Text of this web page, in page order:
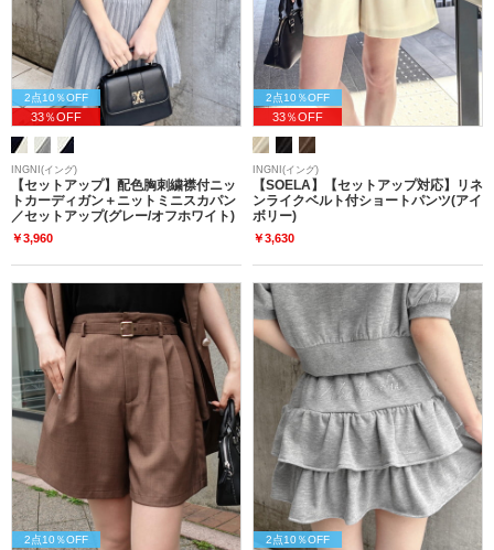
2点10％OFF
33％OFF
INGNI(イング)
【セットアップ】配色胸刺繍襟付ニッ
トカーディガン＋ニットミニスカパン
／セットアップ(グレー/オフホワイト)
￥3,960
2点10％OFF
33％OFF
INGNI(イング)
【SOELA】【セットアップ対応】リネ
ンライクベルト付ショートパンツ(アイ
ボリー)
￥3,630
2点10％OFF 2点10％OFF